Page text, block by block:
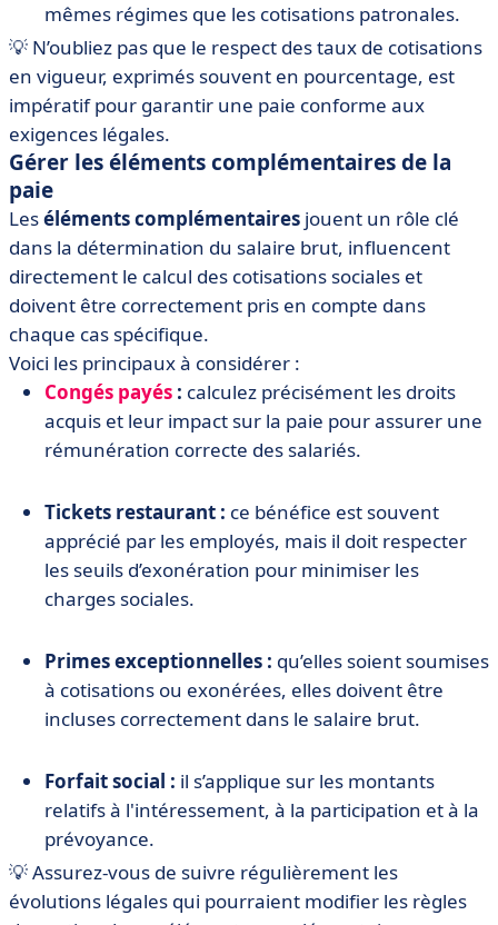
mêmes régimes que les cotisations patronales.
💡 N’oubliez pas que le respect des taux de cotisations
en vigueur, exprimés souvent en pourcentage, est
impératif pour garantir une paie conforme aux
exigences légales.
Gérer les éléments complémentaires de la
paie
Leséléments complémentaires jouent un rôle clé
dans la détermination du salaire brut, influencent
directement le calcul des cotisations sociales et
doivent être correctement pris en compte dans
chaque cas spécifique.
Voici les principaux à considérer :
Congés payés : calculez précisément les droits
acquis et leur impact sur la paie pour assurer une
rémunération correcte des salariés.
Tickets restaurant : ce bénéfice est souvent
apprécié par les employés, mais il doit respecter
les seuils d’exonération pour minimiser les
charges sociales.
Primes exceptionnelles : qu’elles soient soumises
à cotisations ou exonérées, elles doivent être
incluses correctement dans le salaire brut.
Forfait social : il s’applique sur les montants
relatifs à l'intéressement, à la participation et à la
prévoyance.
💡 Assurez-vous de suivre régulièrement les
évolutions légales qui pourraient modifier les règles